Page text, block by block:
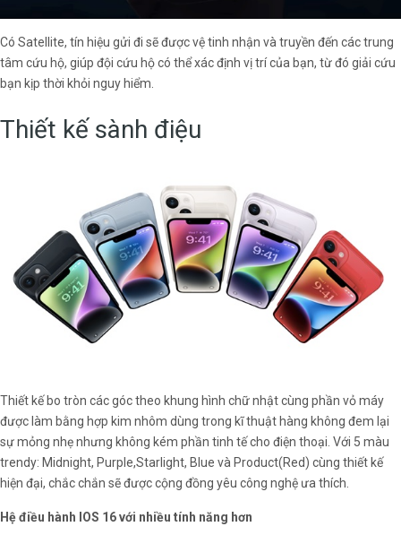
Có Satellite, tín hiệu gửi đi sẽ được vệ tinh nhận và truyền đến các trung
tâm cứu hộ, giúp đội cứu hộ có thể xác định vị trí của bạn, từ đó giải cứu
bạn kịp thời khỏi nguy hiểm.
Thiết kế sành điệu
Thiết kế bo tròn các góc theo khung hình chữ nhật cùng phần vỏ máy
được làm bằng hợp kim nhôm dùng trong kĩ thuật hàng không đem lại
sự mỏng nhẹ nhưng không kém phần tinh tế cho điện thoại. Với 5 màu
trendy: Midnight, Purple,Starlight, Blue và Product(Red) cùng thiết kế
hiện đại, chắc chắn sẽ được cộng đồng yêu công nghệ ưa thích.
Hệ điều hành IOS 16 với nhiều tính năng hơn